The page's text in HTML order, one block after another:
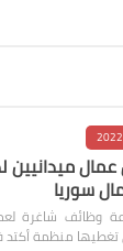
ميدانيين
وظائف شاغرة
تغطيها منظمة